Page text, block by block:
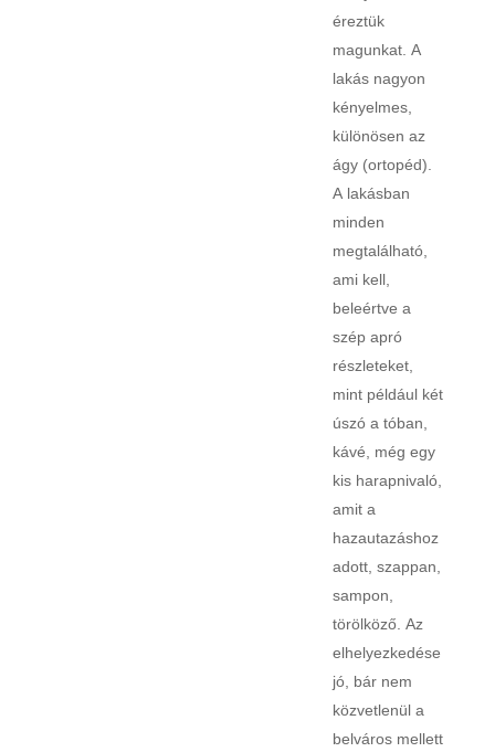
éreztük
magunkat. A
lakás nagyon
kényelmes,
különösen az
ágy (ortopéd).
A lakásban
minden
megtalálható,
ami kell,
beleértve a
szép apró
részleteket,
mint például két
úszó a tóban,
kávé, még egy
kis harapnivaló,
amit a
hazautazáshoz
adott, szappan,
sampon,
törölköző. Az
elhelyezkedése
jó, bár nem
közvetlenül a
belváros mellett